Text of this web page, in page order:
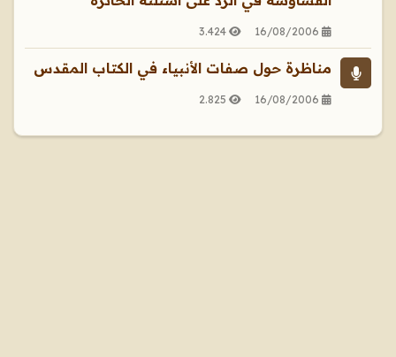
16/08/2006
3.424
مناظرة حول صفات الأنبياء في الكتاب المقدس
16/08/2006
2.825